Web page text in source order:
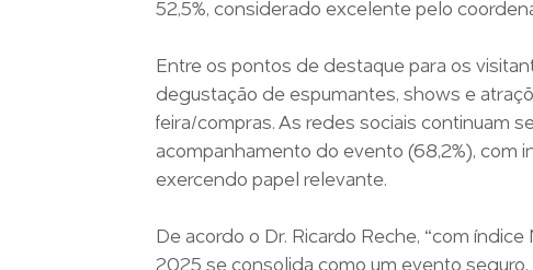
52,5%, considerado excelente pelo
Entre os pontos de destaque para os
degustação de espumantes, shows e
feira/compras. As redes sociais continuam
acompanhamento do evento (68,2%), com
exercendo papel relevante.
De acordo o Dr. Ricardo Reche, “com
2025 se consolida como um evento